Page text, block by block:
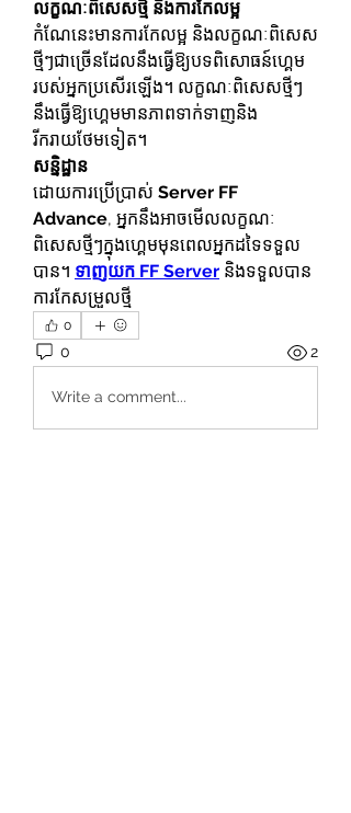
លក្ខណៈពិសេសថ្មី និងការកែលម្អ
កំណែនេះមានការកែលម្អ និងលក្ខណៈពិសេស
ថ្មីៗជាច្រើនដែលនឹងធ្វើឱ្យបទពិសោធន៍ហ្គេម
របស់អ្នកប្រសើរឡើង។ លក្ខណៈពិសេសថ្មីៗ
នឹងធ្វើឱ្យហ្គេមមានភាពទាក់ទាញនិង
រីករាយថែមទៀត។
សន្និដ្ឋាន
ដោយការប្រើប្រាស់ Server FF
Advance, អ្នកនឹងអាចមើលលក្ខណៈ
ពិសេសថ្មីៗក្នុងហ្គេមមុនពេលអ្នកដទៃទទួល
បាន។ ទាញយក FF Server និងទទួលបាន
ការកែសម្រួលថ្មី
0
0 2
Write a comment...